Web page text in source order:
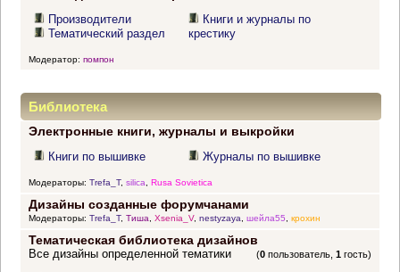
Производители
Тематический раздел
Книги и журналы по
крестику
Модератор: помпон
Библиотека
Электронные книги, журналы и выкройки
Книги по вышивке Журналы по вышивке
Модераторы: Trefa_T, silica Rusa Sovietica
Дизайны созданные форумчанами
Модераторы: Trefa_T, Тиша, Xsenia_V, nestyzaya, шейла55, крохин
Тематическая библиотека дизайнов
(0 пользователь,1 гость)
Все дизайны определенной тематики